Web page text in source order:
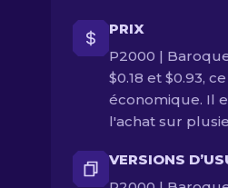
PRIX
P2000 |
$0.18 et $0.93,
économique. Il
l'achat sur
VERSIONS